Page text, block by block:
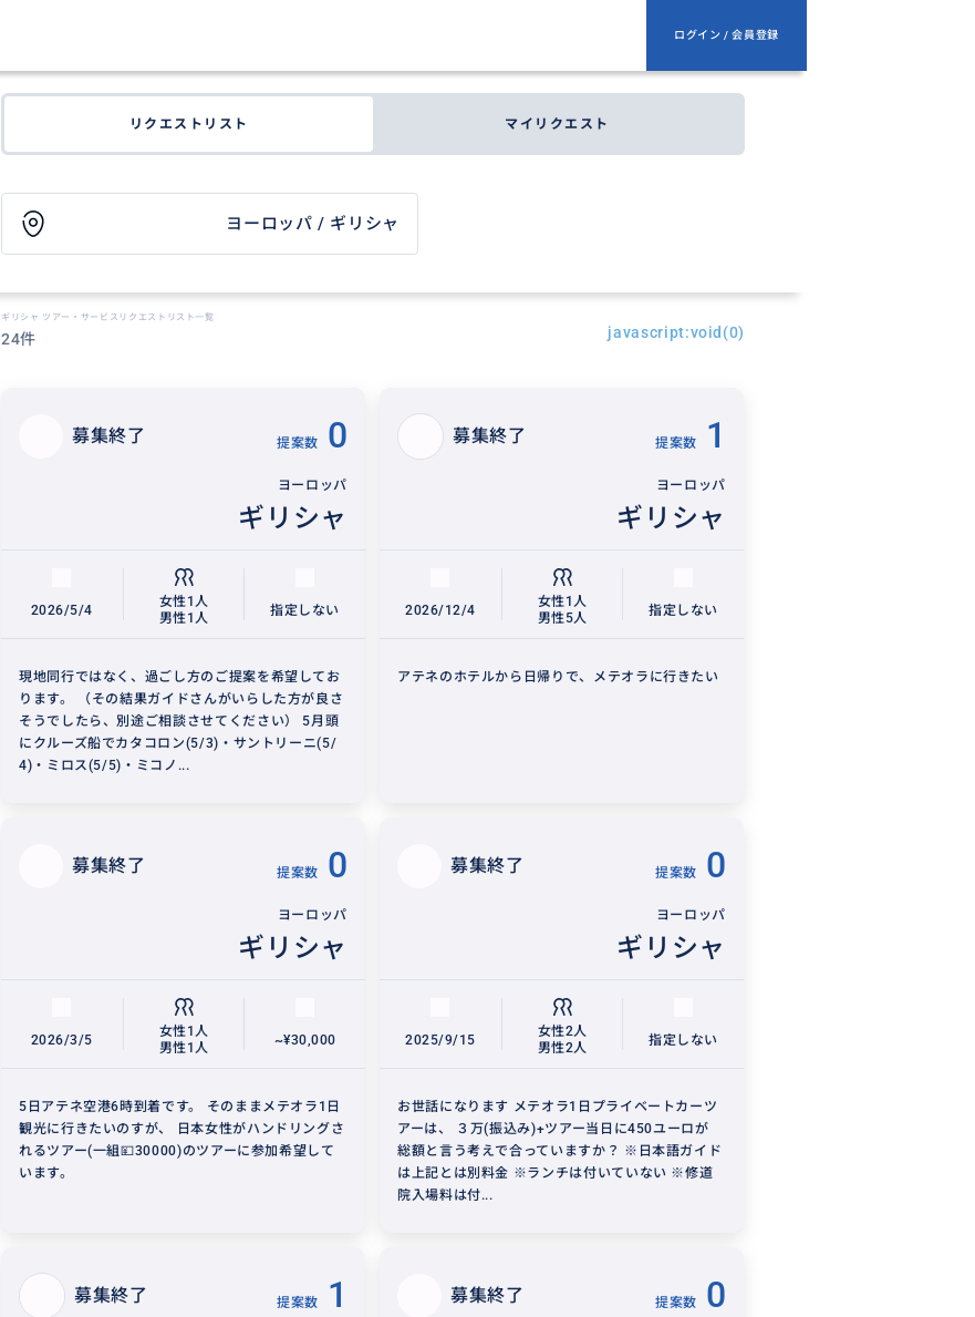
ログイン / 会員登録
リクエストリスト マイリクエスト
ヨーロッパ / ギリシャ
ギリシャ ツアー・サービスリクエストリスト一覧
24件 javascript:void(0)
募集終了 提案数 0
ヨーロッパ
ギリシャ
2026/5/4
女性1人
男性1人
指定しない
現地同行ではなく、過ごし方のご提案を希望してお
ります。 （その結果ガイドさんがいらした方が良さ
そうでしたら、別途ご相談させてください） 5月頭
にクルーズ船でカタコロン(5/3)・サントリーニ(5/
4)・ミロス(5/5)・ミコノ...
募集終了 提案数 1
ヨーロッパ
ギリシャ
2026/12/4
女性1人
男性5人
指定しない
アテネのホテルから日帰りで、メテオラに行きたい
募集終了 提案数 0
ヨーロッパ
ギリシャ
2026/3/5
女性1人
男性1人
~¥30,000
5日アテネ空港6時到着です。 そのままメテオラ1日
観光に行きたいのすが、 日本女性がハンドリングさ
れるツアー(一組💴30000)のツアーに参加希望して
います。
募集終了 提案数 0
ヨーロッパ
ギリシャ
2025/9/15
女性2人
男性2人
指定しない
お世話になります メテオラ1日プライベートカーツ
アーは、 ３万(振込み)+ツアー当日に450ユーロが
総額と言う考えで合っていますか？ ※日本語ガイド
は上記とは別料金 ※ランチは付いていない ※修道
院入場料は付...
募集終了 提案数 1 募集終了 提案数 0